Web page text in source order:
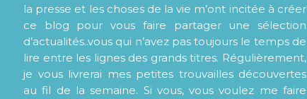
la presse et les choses de la vie m’ont incitée à créer
ce blog pour vous faire partager une sélection
d’actualités..vous qui n’avez pas toujours le temps de
lire entre les lignes des grands titres. Régulièrement,
je vous livrerai mes petites trouvailles découvertes
au fil de la semaine. Si vous, vous voulez me faire